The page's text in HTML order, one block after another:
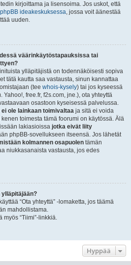
kirjoittama ja lisensoima. Jos uskot, että
phpBB ideakeskuksessa, jossa voit äänestää
uuden.
väärinkäytöstapauksissa tai
ylläpitäjistä on todennäköisesti sopiva
tätä kautta saa vastausta, sinun kannattaa
(tee whois-kysely) tai jos kyseessä
free.fr, f2s.com, jne.), ota yhteyttä
osastoon kyseisessä palvelussa.
ei ole lainkaan toimivaltaa ja sitä ei voida
toimesta tämä foorumi on käytössä. Älä
lakiasioissa jotka eivät liity
phpBB-sovellukseen itseensä. Jos lähetät
kolmannen osapuolen tämän
niukkasanaista vastausta, jos edes
“Ota yhteyttä” -lomaketta, jos täämä
mahdollistama.
myös “Tiimi”-linkkiä.
Hyppää